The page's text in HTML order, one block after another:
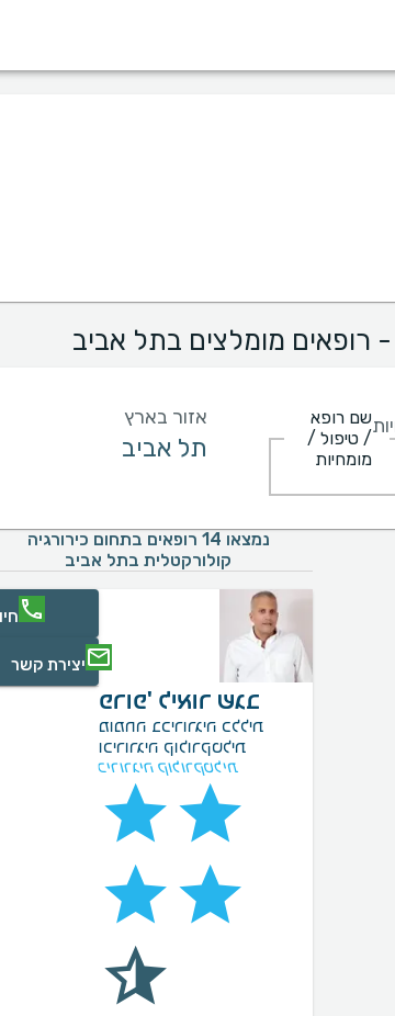
- רופאים מומלצים בתל אביב
שם רופא
/ טיפול /
מומחיות
אזור בארץ
נמצאו 14 רופאים בתחום כירורגיה
קולורקטלית בתל אביב
פרופ' ליאור שגב
מומחה בכירורגיה כללית
וכירורגיה קולורקטלית
כירורגיה קולורקטלית
יצירת קשר